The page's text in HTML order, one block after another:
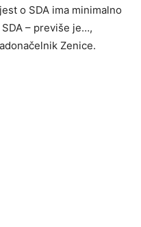
o SDA ima minimalno
– previše je…,
Zenice.